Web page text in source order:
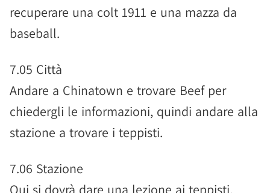
recuperare una colt 1911 e una mazza da
baseball.
7.05 Città
Andare a Chinatown e trovare Beef per
chiedergli le informazioni, quindi andare alla
stazione a trovare i teppisti.
7.06 Stazione
Qui si dovrà dare una lezione ai teppisti,